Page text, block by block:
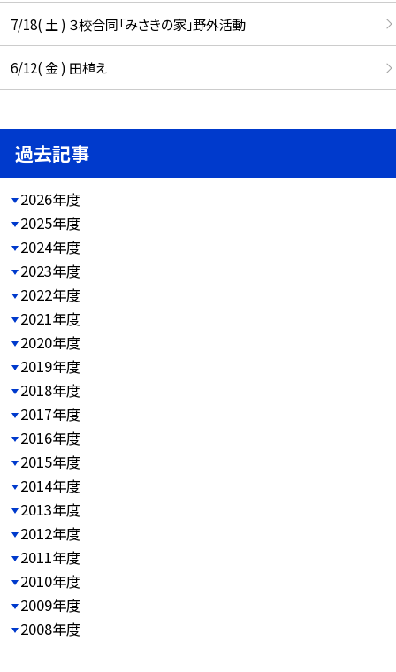
7/18( 土 ) ３校合同「みさきの家」野外活動
6/12( 金 ) 田植え
過去記事
2026年度
2025年度
2024年度
2023年度
2022年度
2021年度
2020年度
2019年度
2018年度
2017年度
2016年度
2015年度
2014年度
2013年度
2012年度
2011年度
2010年度
2009年度
2008年度